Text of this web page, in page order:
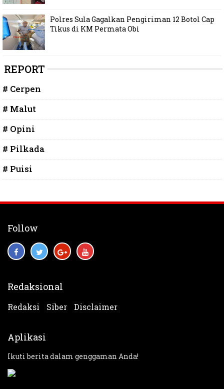
Polres Sula Gagalkan Pengiriman 12 Botol Cap
Tikus di KM Permata Obi
REPORT
# Cerpen
# Malut
# Opini
# Pilkada
# Puisi
Follow
Redaksional
Redaksi Siber Disclaimer
Aplikasi
Ikuti berita dalam genggaman Anda!